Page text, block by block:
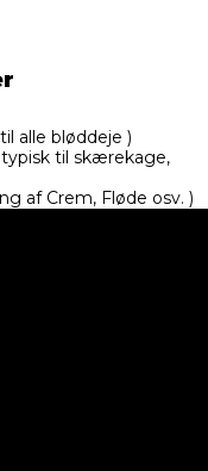
alle bløddeje )
til skærekage,
af Crem, Fløde osv. )